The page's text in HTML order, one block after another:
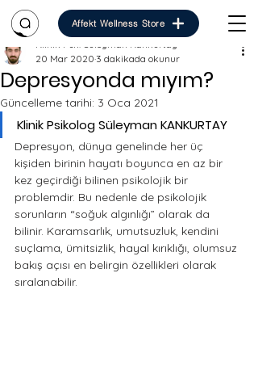
Affekt Wellness Store
Depresyonda mıyım?
Klinik Psk. Süleyman Kankurtay
20 Mar 2020 3 dakikada okunur
Güncelleme tarihi: 3 Oca 2021
Klinik Psikolog Süleyman KANKURTAY
Depresyon, dünya genelinde her üç
kişiden birinin hayatı boyunca en az bir
kez geçirdiği bilinen psikolojik bir
problemdir. Bu nedenle de psikolojik
sorunların “soğuk algınlığı” olarak da
bilinir. Karamsarlık, umutsuzluk, kendini
suçlama, ümitsizlik, hayal kırıklığı, olumsuz
bakış açısı en belirgin özellikleri olarak
sıralanabilir.